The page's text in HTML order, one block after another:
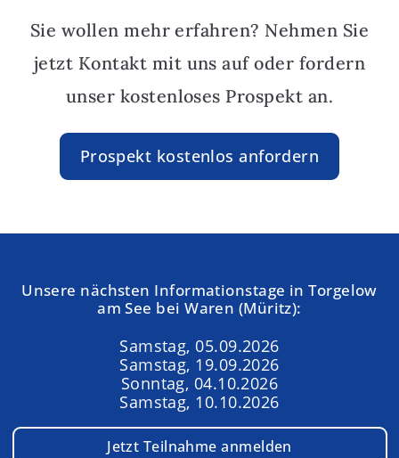
Sie wollen mehr erfahren? Nehmen Sie
jetzt Kontakt mit uns auf oder fordern
unser kostenloses Prospekt an.
Prospekt kostenlos anfordern
Unsere nächsten Informationstage in Torgelow
am See bei Waren (Müritz):
Samstag, 05.09.2026
Samstag, 19.09.2026
Sonntag, 04.10.2026
Samstag, 10.10.2026
Jetzt Teilnahme anmelden